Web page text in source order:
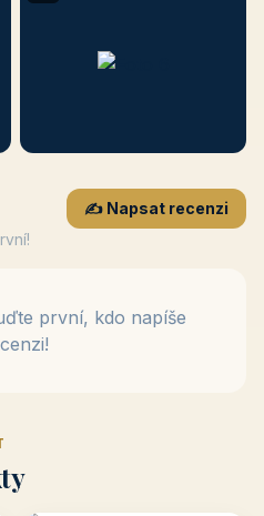
✍️ Napsat recenzi
první, kdo napíše